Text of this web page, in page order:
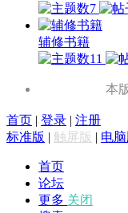
7
辅修书籍
11
本
首页 | 登录 | 注册
标准版 | 触屏版 | 电脑
首页
论坛
更多 关闭